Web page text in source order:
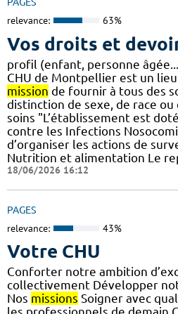
PAGES
relevance: 63%
Vos droits et
profil (enfant, personne
CHU de Montpellier est un
mission de fournir à tous des
distinction de sexe, de race
soins "L’établissement est
contre les Infections
d’organiser les actions de
Nutrition et alimentation Le
18/06/2026 16:12
PAGES
relevance: 43%
Votre CHU
Conforter notre ambition
collectivement Développer
Nos missions Soigner avec